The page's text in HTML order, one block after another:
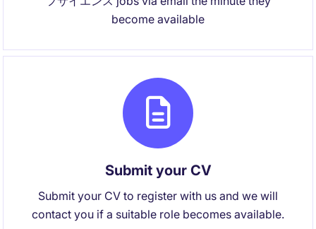
become available
Submit your CV
Submit your CV to register with us and we will
contact you if a suitable role becomes available.